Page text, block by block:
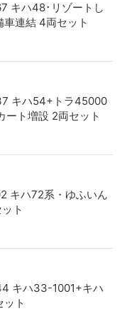
キハ48･リゾートし
車連結 4両セット
キハ54+トラ45000
ート増設 2両セット
キハ72系・ゆふいん
ト
キハ33-1001+キハ
ト